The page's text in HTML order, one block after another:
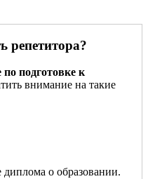
репетитора?
подготовке к
внимание на такие
о образовании.